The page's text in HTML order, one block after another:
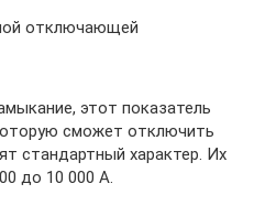
отключающей
этот показатель
сможет отключить
стандартный характер. Их
до 10 000 А.